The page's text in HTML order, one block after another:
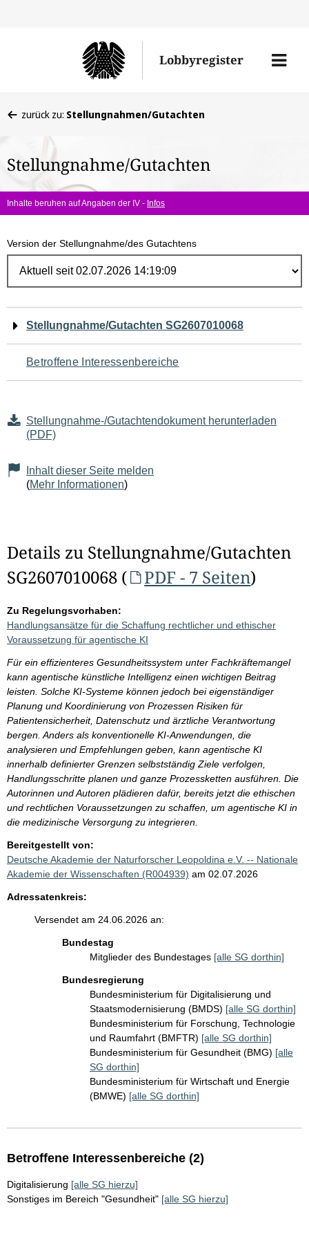
Lobbyregister
Menü
befinden
hier:
zurück zu: Stellungnahmen/Gutachten
Stellungnahme/Gutachten
Inhalte beruhen auf Angaben der IV - Infos
Version der Stellungnahme/des Gutachtens
Navigation
für
den
Seiteninhalt
Stellungnahme/Gutachten SG2607010068
Betroffene Interessenbereiche
Stellungnahme-/Gutachtendokument herunterladen
(PDF)
Inhalt dieser Seite melden
(Mehr Informationen)
Details zu Stellungnahme/Gutachten
SG2607010068 (
PDF - 7 Seiten)
Zu Regelungsvorhaben:
Handlungsansätze für die Schaffung rechtlicher und ethischer
Voraussetzung für agentische KI
Für ein effizienteres Gesundheitssystem unter Fachkräftemangel
kann agentische künstliche Intelligenz einen wichtigen Beitrag
leisten. Solche KI-Systeme können jedoch bei eigenständiger
Planung und Koordinierung von Prozessen Risiken für
Patientensicherheit, Datenschutz und ärztliche Verantwortung
bergen. Anders als konventionelle KI-Anwendungen, die
analysieren und Empfehlungen geben, kann agentische KI
innerhalb definierter Grenzen selbstständig Ziele verfolgen,
Handlungsschritte planen und ganze Prozessketten ausführen. Die
Autorinnen und Autoren plädieren dafür, bereits jetzt die ethischen
und rechtlichen Voraussetzungen zu schaffen, um agentische KI in
die medizinische Versorgung zu integrieren.
Bereitgestellt von:
Deutsche Akademie der Naturforscher Leopoldina e.V. -- Nationale
Akademie der Wissenschaften (R004939) am 02.07.2026
Adressatenkreis:
Versendet am 24.06.2026 an:
Bundestag
Mitglieder des Bundestages [alle SG dorthin]
Bundesregierung
Bundesministerium für Digitalisierung und
Staatsmodernisierung (BMDS) [alle SG dorthin]
Bundesministerium für Forschung, Technologie
und Raumfahrt (BMFTR) [alle SG dorthin]
Bundesministerium für Gesundheit (BMG) [alle
SG dorthin]
Bundesministerium für Wirtschaft und Energie
(BMWE) [alle SG dorthin]
Betroffene Interessenbereiche (2)
Digitalisierung [alle SG hierzu]
Sonstiges im Bereich "Gesundheit" [alle SG hierzu]